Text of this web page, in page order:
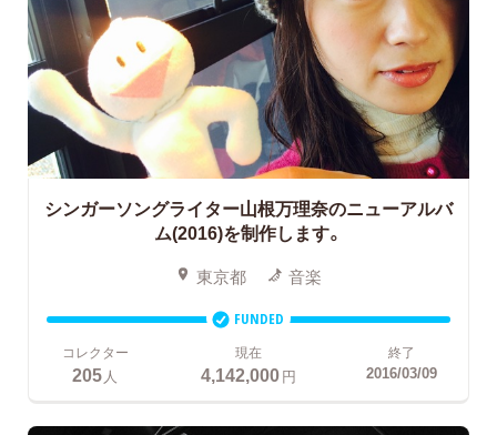
シンガーソングライター山根万理奈のニューアルバ
ム(2016)を制作します。
東京都 音楽
FUNDED
コレクター
205 人
現在
4,142,000円
終了
2016/03/09